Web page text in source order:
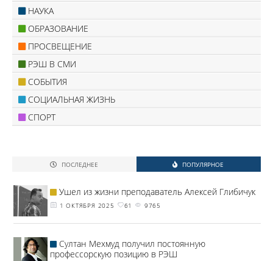
НАУКА
ОБРАЗОВАНИЕ
ПРОСВЕЩЕНИЕ
РЭШ В СМИ
СОБЫТИЯ
СОЦИАЛЬНАЯ ЖИЗНЬ
СПОРТ
ПОСЛЕДНЕЕ ПОПУЛЯРНОЕ
Ушел из жизни преподаватель Алексей Глибичук
1 ОКТЯБРЯ 2025 61 9765
Султан Мехмуд получил постоянную
профессорскую позицию в РЭШ